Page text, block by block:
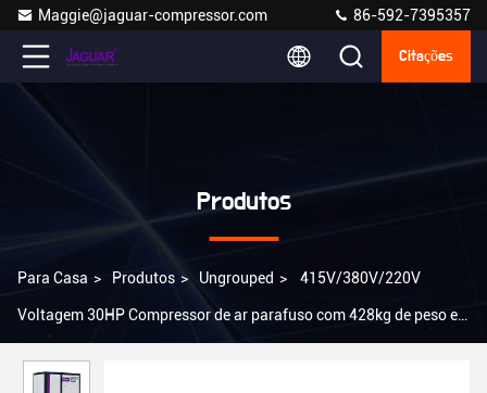
Maggie@jaguar-compressor.com 86-592-7395357
Citações
Produtos
Para Casa > Produtos > Ungrouped > 415V/380V/220V
Voltagem 30HP Compressor de ar parafuso com 428kg de peso e